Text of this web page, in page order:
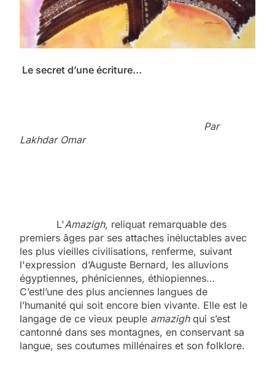
Le secret d’une écriture…
Par
Lakhdar Omar
L'Amazigh, reliquat remarquable des
premiers âges par ses attaches inéluctables avec
les plus vieilles civilisations, renferme, suivant
l'expression d’Auguste Bernard, les alluvions
égyptiennes, phéniciennes, éthiopiennes…
C’estl’une des plus anciennes langues de
l’humanité qui soit encore bien vivante. Elle est le
langage de ce vieux peuple amazighqui s’est
cantonné dans ses montagnes, en conservant sa
langue, ses coutumes millénaires et son folklore.